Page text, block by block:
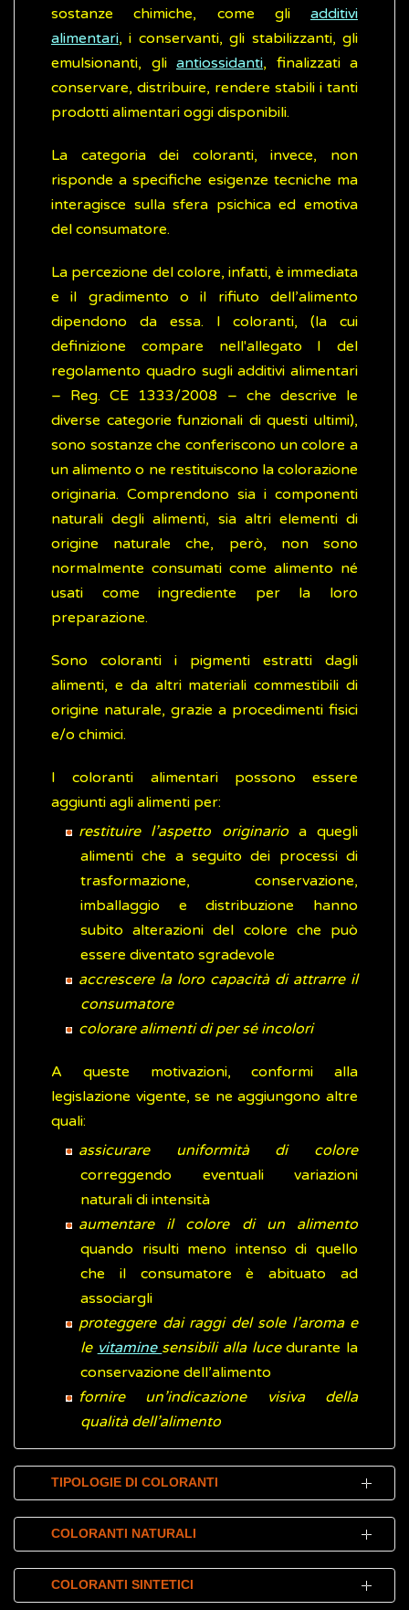
sostanze chimiche, come gli additivi
alimentari, i conservanti, gli stabilizzanti, gli
emulsionanti, gli antiossidanti, finalizzati a
conservare, distribuire, rendere stabili i tanti
prodotti alimentari oggi disponibili.
La categoria dei coloranti, invece, non
risponde a specifiche esigenze tecniche ma
interagisce sulla sfera psichica ed emotiva
del consumatore.
La percezione del colore, infatti, è immediata
e il gradimento o il rifiuto dell’alimento
dipendono da essa. I coloranti, (la cui
definizione compare nell'allegato I del
regolamento quadro sugli additivi alimentari
– Reg. CE 1333/2008 – che descrive le
diverse categorie funzionali di questi ultimi),
sono sostanze che conferiscono un colore a
un alimento o ne restituiscono la colorazione
originaria. Comprendono sia i componenti
naturali degli alimenti, sia altri elementi di
origine naturale che, però, non sono
normalmente consumati come alimento né
usati come ingrediente per la loro
preparazione.
Sono coloranti i pigmenti estratti dagli
alimenti, e da altri materiali commestibili di
origine naturale, grazie a procedimenti fisici
e/o chimici.
I coloranti alimentari possono essere
aggiunti agli alimenti per:
restituire l’aspetto originarioa quegli
alimenti che a seguito dei processi di
trasformazione, conservazione,
imballaggio e distribuzione hanno
subito alterazioni del colore che può
essere diventato sgradevole
accrescere la loro capacità di attrarre il
consumatore
colorare alimenti di per sé incolori
A queste motivazioni, conformi alla
legislazione vigente, se ne aggiungono altre
quali:
assicurare uniformità di colore
correggendo eventuali variazioni
naturali di intensità
aumentare il colore di un alimento
quando risulti meno intenso di quello
che il consumatore è abituato ad
associargli
proteggere dai raggi del sole l’aroma e
le vitamine sensibili alla lucedurante la
conservazione dell’alimento
fornire un’indicazione visiva della
qualità dell’alimento
TIPOLOGIE DI COLORANTI
I coloranti destinati all'industria alimentare si
distinguono in base all'origine in:
coloranti alimentari di origine naturale
COLORANTI NATURALI
Tra i diversi coloranti naturali sono presenti:
COLORANTI SINTETICI